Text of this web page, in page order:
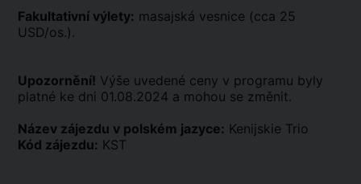
Fakultativní výlety: masajská vesnice (cca 25
USD/os.).
Upozornění! Výše uvedené ceny v programu byly
platné ke dni 01.08.2024 a mohou se změnit.
Název zájezdu v polském jazyce: Kenijskie Trio
Kód zájezdu: KST